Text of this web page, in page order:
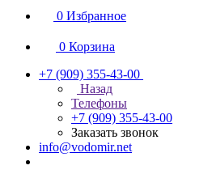
0 Избранное
0 Корзина
+7 (909) 355-43-00
Назад
Телефоны
+7 (909) 355-43-00
Заказать звонок
info@vodomir.net